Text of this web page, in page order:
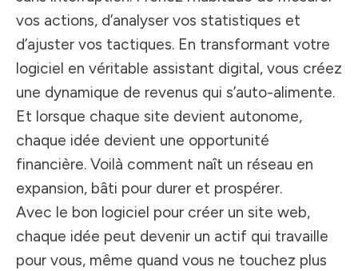
vos actions, d’analyser vos statistiques et
d’ajuster vos tactiques. En transformant votre
logiciel en véritable assistant digital, vous créez
une dynamique de revenus qui s’auto-alimente.
Et lorsque chaque site devient autonome,
chaque idée devient une opportunité
financière. Voilà comment naît un réseau en
expansion, bâti pour durer et prospérer.
Avec le bon logiciel pour créer un site web,
chaque idée peut devenir un actif qui travaille
pour vous, même quand vous ne touchez plus